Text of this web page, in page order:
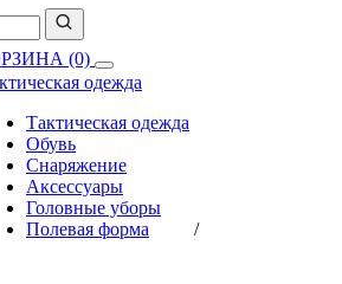
(0)
одежда
Тактическая одежда
Обувь
Снаряжение
Аксессуары
Головные уборы
Полевая форма
/